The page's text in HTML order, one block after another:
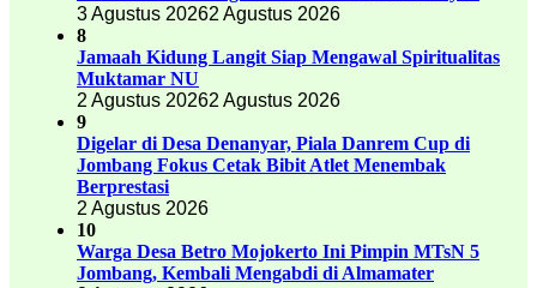
3 Agustus 20262 Agustus 2026
8
Jamaah Kidung Langit Siap Mengawal Spiritualitas
Muktamar NU
2 Agustus 20262 Agustus 2026
9
Digelar di Desa Denanyar, Piala Danrem Cup di
Jombang Fokus Cetak Bibit Atlet Menembak
Berprestasi
2 Agustus 2026
10
Warga Desa Betro Mojokerto Ini Pimpin MTsN 5
Jombang, Kembali Mengabdi di Almamater